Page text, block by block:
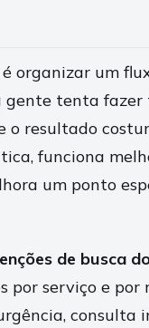
organizar um
gente tenta fazer
o resultado
funciona
um ponto
de busca
por serviço e por
consulta